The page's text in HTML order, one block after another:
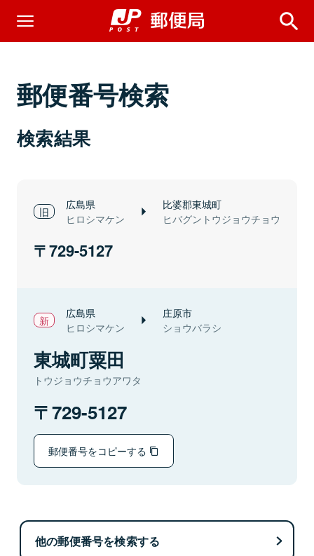
郵便番号検索
検索結果
広島県
ヒロシマケン
比婆郡東城町
ヒバグントウジョウチョウ
729-5127
広島県
ヒロシマケン
庄原市
ショウバラシ
東城町粟田
トウジョウチョウアワタ
729-5127
郵便番号をコピーする
他の郵便番号を検索する